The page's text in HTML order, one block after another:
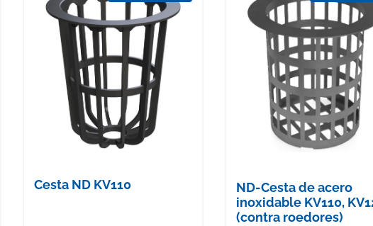
Cesta ND KV110
ND-Cesta de acero
inoxidable KV110,
(contra roedores)